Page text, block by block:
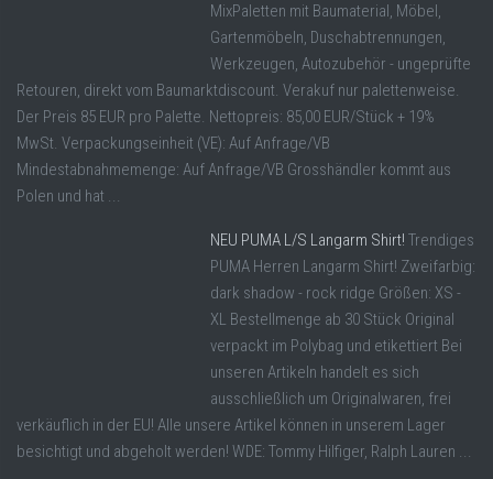
MixPaletten mit Baumaterial, Möbel,
Gartenmöbeln, Duschabtrennungen,
Werkzeugen, Autozubehör - ungeprüfte
Retouren, direkt vom Baumarktdiscount. Verakuf nur palettenweise.
Der Preis 85 EUR pro Palette. Nettopreis: 85,00 EUR/Stück + 19%
MwSt. Verpackungseinheit (VE): Auf Anfrage/VB
Mindestabnahmemenge: Auf Anfrage/VB Grosshändler kommt aus
Polen und hat ...
NEU PUMA L/S Langarm Shirt! Trendiges
PUMA Herren Langarm Shirt! Zweifarbig:
dark shadow - rock ridge Größen: XS -
XL Bestellmenge ab 30 Stück Original
verpackt im Polybag und etikettiert Bei
unseren Artikeln handelt es sich
ausschließlich um Originalwaren, frei
verkäuflich in der EU! Alle unsere Artikel können in unserem Lager
besichtigt und abgeholt werden! WDE: Tommy Hilfiger, Ralph Lauren ...